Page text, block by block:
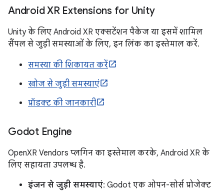
Android XR Extensions for Unity
Unity के लिए Android XR एक्सटेंशन पैकेज या इसमें शामिल
सैंपल से जुड़ी समस्याओं के लिए, इन लिंक का इस्तेमाल करें.
समस्या की शिकायत करें
खोज से जुड़ी समस्याएं
प्रॉडक्ट की जानकारी
Godot Engine
OpenXR Vendors प्लगिन का इस्तेमाल करके, Android XR के
लिए सहायता उपलब्ध है.
इंजन से जुड़ी समस्याएं: Godot एक ओपन-सोर्स प्रोजेक्ट